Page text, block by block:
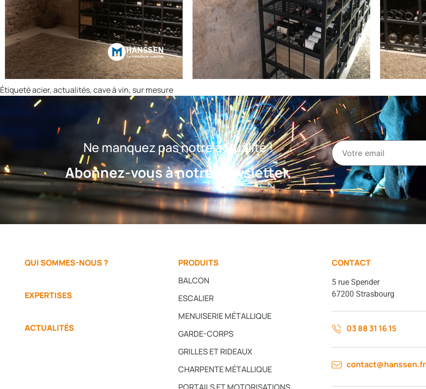
Étiquetéacier,actualités,cave à vin, sur mesure
Ne manquez pas notre actualité !
Abonnez-vous à notre newsletter.
QUI SOMMES-NOUS ?
EXPERTISES
ACTUALITÉS
PRODUITS
BALCON
ESCALIER
MENUISERIE MÉTALLIQUE
GARDE-CORPS
GRILLES ET RIDEAUX
CHARPENTE MÉTALLIQUE
CONTACT
5 rue Spender
67200 Strasbourg
03 88 31 16 15
contact@hanssen.fr